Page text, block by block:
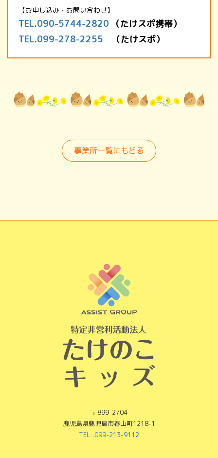
【お申し込み・お問い合わせ】
TEL.090-5744-2820 （たけスポ携帯）
TEL.099-278-2255 （たけスポ）
事業所一覧にもどる
〒899-2704
鹿児島県鹿児島市春山町1218-1
TEL :099-213-9112